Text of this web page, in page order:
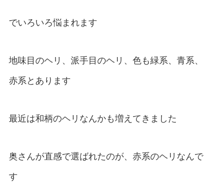
でいろいろ悩まれます
地味目のヘリ、派手目のヘリ、色も緑系、青系、
赤系とあります
最近は和柄のヘリなんかも増えてきました
奥さんが直感で選ばれたのが、赤系のヘリなんで
す